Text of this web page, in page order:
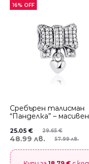
16% OFF
Сребърен талисман
“Панделка” – масивен
29.65€
25.05 €
57.99 лв.
48.99 лв.